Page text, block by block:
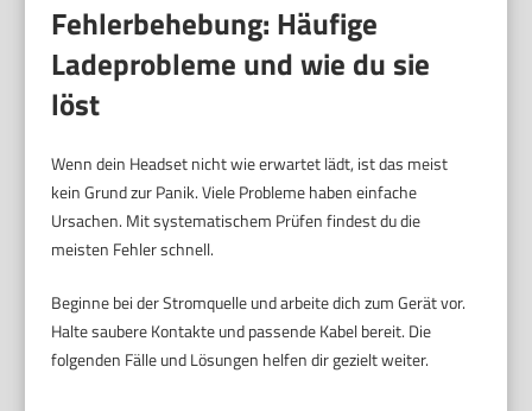
Fehlerbehebung: Häufige
Ladeprobleme und wie du sie
löst
Wenn dein Headset nicht wie erwartet lädt, ist das meist
kein Grund zur Panik. Viele Probleme haben einfache
Ursachen. Mit systematischem Prüfen findest du die
meisten Fehler schnell.
Beginne bei der Stromquelle und arbeite dich zum Gerät vor.
Halte saubere Kontakte und passende Kabel bereit. Die
folgenden Fälle und Lösungen helfen dir gezielt weiter.